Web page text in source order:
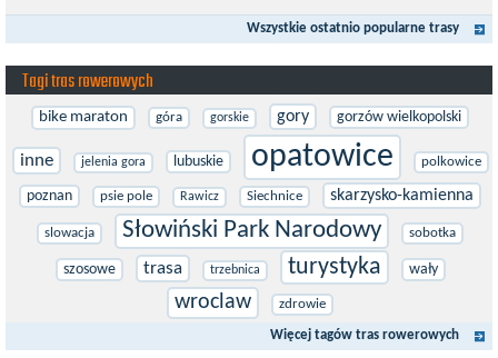
EuroVelo. Prowadzi wzdłuż brzegu dookoła Morza Bałtyckiego.
Trasa liczy w sumie ponad 8500...Wszystkie ostatnio popularne trasy
Tagi tras rowerowych
bike maraton góra gorskie gory gorzów wielkopolski
inne jelenia gora lubuskie opatowice polkowice
poznan psie pole Rawicz Siechnice skarzysko-kamienna
slowacja Słowiński Park Narodowy sobotka
szosowe trasa trzebnica turystyka wały
wroclaw zdrowie
Więcej tagów tras rowerowych